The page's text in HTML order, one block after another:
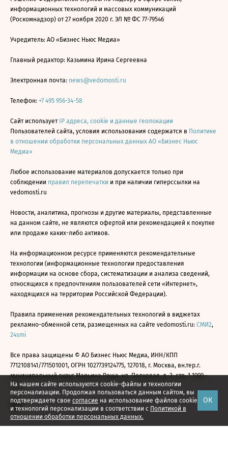
На нашем сайте используются cookie-файлы и технологии
персонализации. Продолжая пользоваться данным сайтом, вы
подтверждаете свое согласие на использование файлов cookie
и технологий персонализации в соответствии с Политикой в
отношении обработки персональных данных.
ОК
информационных технологий и массовых коммуникаций
(Роскомнадзор) от 27 ноября 2020 г. ЭЛ № ФС 77-79546
Учредитель: АО «Бизнес Ньюс Медиа»
Главный редактор: Казьмина Ирина Сергеевна
Электронная почта: news@vedomosti.ru
Телефон: +7 495 956-34-58
Сайт использует IP адреса, cookie и данные геолокации
Пользователей сайта, условия использования содержатся в Политике
в отношении обработки персональных данных АО «Бизнес Ньюс
Медиа»
Любое использование материалов допускается только при
соблюдении правил перепечатки и при наличии гиперссылки на
vedomosti.ru
Новости, аналитика, прогнозы и другие материалы, представленные
на данном сайте, не являются офертой или рекомендацией к покупке
или продаже каких-либо активов.
На информационном ресурсе применяются рекомендательные
технологии (информационные технологии предоставления
информации на основе сбора, систематизации и анализа сведений,
относящихся к предпочтениям пользователей сети «Интернет»,
находящихся на территории Российской Федерации).
Правила применения рекомендательных технологий в виджетах
рекламно-обменной сети, размещенных на сайте vedomosti.ru: СМИ2,
24smi
Все права защищены © АО Бизнес Ньюс Медиа, ИНН/КПП
7712108141/771501001, ОГРН 1027739124775, 127018, г. Москва, вн.тер.г.
муниципальный округ Марьина Роща, ул. Полковая, д. 3, стр. 1 1999—
2026